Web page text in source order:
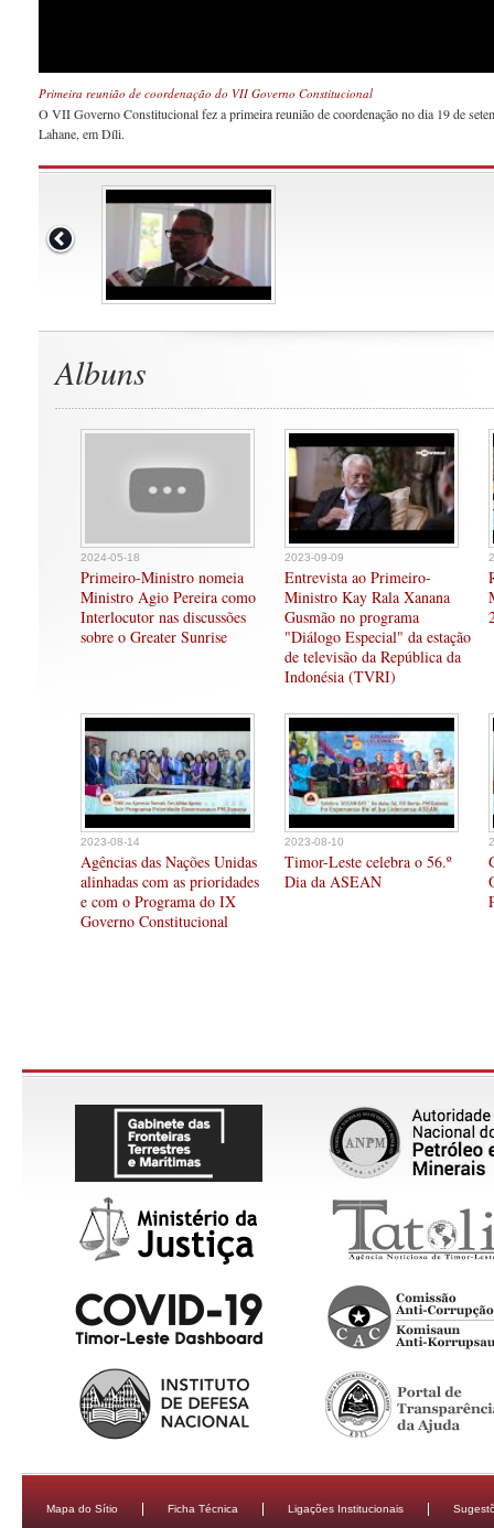
Primeira reunião de coordenação do VII Governo Constitucional
O VII Governo Constitucional fez a primeira reunião de coordenação no dia 19 de
Lahane, em Díli.
Albuns
2024-05-18
Primeiro-Ministro nomeia
Ministro Agio Pereira como
Interlocutor nas discussões
sobre o Greater Sunrise
2023-09-09
Entrevista ao Primeiro-
Ministro Kay Rala Xanana
Gusmão no programa
"Diálogo Especial" da estação
de televisão da República da
Indonésia (TVRI)
2023-08-14
Agências das Nações Unidas
alinhadas com as prioridades
e com o Programa do IX
Governo Constitucional
2023-08-10
Timor-Leste celebra o 56.º
Dia da ASEAN
Mapa do Sítio Ficha Técnica Ligações Institucionais